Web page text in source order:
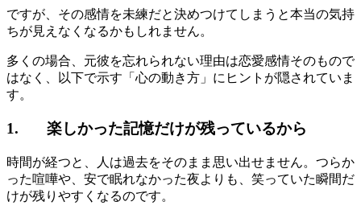
ですが、その感情を未練だと決めつけてしまうと本当の気持
ちが見えなくなるかもしれません。
多くの場合、元彼を忘れられない理由は恋愛感情そのもので
はなく、以下で示す「心の動き方」にヒントが隠されていま
す。
1. 楽しかった記憶だけが残っているから
時間が経つと、人は過去をそのまま思い出せません。つらか
った喧嘩や、安で眠れなかった夜よりも、笑っていた瞬間だ
けが残りやすくなるのです。